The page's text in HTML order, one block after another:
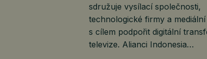
sdružuje vysílací společnosti,
technologické firmy a
s cílem podpořit digitální
televize. Alianci Indonesia…